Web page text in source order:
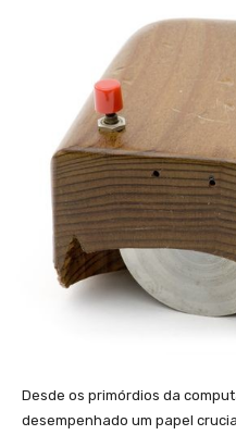
Desde os primórdios da
desempenhado um papel